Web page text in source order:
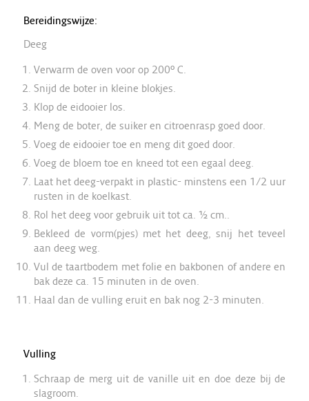
Bereidingswijze:
Deeg
Verwarm de oven voor op 200º C.
Snijd de boter in kleine blokjes.
Klop de eidooier los.
Meng de boter, de suiker en citroenrasp goed door.
Voeg de eidooier toe en meng dit goed door.
Voeg de bloem toe en kneed tot een egaal deeg.
Laat het deeg-verpakt in plastic- minstens een 1/2 uur
rusten in de koelkast.
Rol het deeg voor gebruik uit tot ca. ½ cm..
Bekleed de vorm(pjes) met het deeg, snij het teveel
aan deeg weg.
Vul de taartbodem met folie en bakbonen of andere en
bak deze ca. 15 minuten in de oven.
Haal dan de vulling eruit en bak nog 2-3 minuten.
Vulling
Schraap de merg uit de vanille uit en doe deze bij de
slagroom.